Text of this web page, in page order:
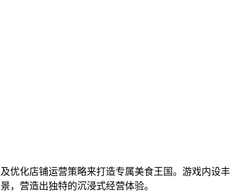
优化店铺运营策略来打造专属美食王国。游戏内设丰
，营造出独特的沉浸式经营体验。